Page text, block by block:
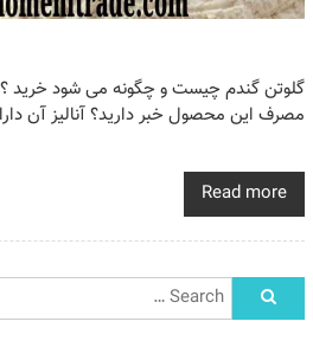
گلوتن گندم چیست و چگونه می شود خرید ؟
مصرف این محصول خبر دارید؟ آنالیز آن
Read more